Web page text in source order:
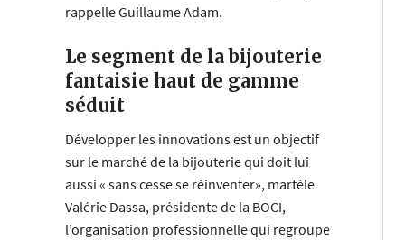
rappelle Guillaume Adam.
Le segment de la bijouterie
fantaisie haut de gamme
séduit
Développer les innovations est un objectif
sur le marché de la bijouterie qui doit lui
aussi « sans cesse se réinventer», martèle
Valérie Dassa, présidente de la BOCI,
l’organisation professionnelle qui regroupe